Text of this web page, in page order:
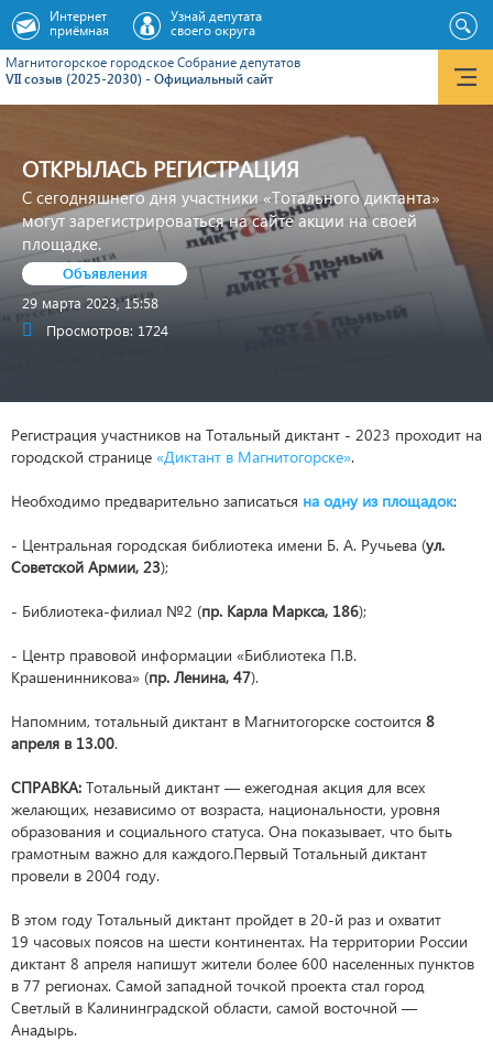
Магнитогорское городское Cобрание депутатов
VII созыв (2025-2030) - Официальный сайт
Интернет
приёмная
Узнай депутата
своего округа
ОТКРЫЛАСЬ РЕГИСТРАЦИЯ
С сегодняшнего дня участники «Тотального диктанта»
могут зарегистрироваться на сайте акции на своей
площадке.
Объявления
29 марта 2023, 15:58
Просмотров: 1724
Регистрация участников на Тотальный диктант - 2023 проходит на
городской странице «Диктант в Магнитогорске».
Необходимо предварительно записаться на одну из площадок:
- Центральная городская библиотека имени Б. А. Ручьева (ул.
Советской Армии, 23);
- Библиотека-филиал №2 (пр. Карла Маркса, 186);
- Центр правовой информации «Библиотека П.В.
Крашенинникова» (пр. Ленина, 47).
Напомним, тотальный диктант в Магнитогорске состоится 8
апреля в 13.00.
СПРАВКА: Тотальный диктант — ежегодная акция для всех
желающих, независимо от возраста, национальности, уровня
образования и социального статуса. Она показывает, что быть
грамотным важно для каждого.Первый Тотальный диктант
провели в 2004 году.
В этом году Тотальный диктант пройдет в 20-й раз и охватит
19 часовых поясов на шести континентах. На территории России
диктант 8 апреля напишут жители более 600 населенных пунктов
в 77 регионах. Самой западной точкой проекта стал город
Светлый в Калининградской области, самой восточной —
Анадырь.